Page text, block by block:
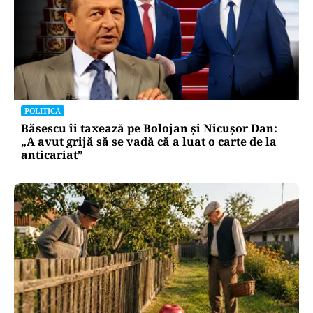
POLITICĂ
Băsescu îi taxează pe Bolojan și Nicușor Dan:
„A avut grijă să se vadă că a luat o carte de la
anticariat”